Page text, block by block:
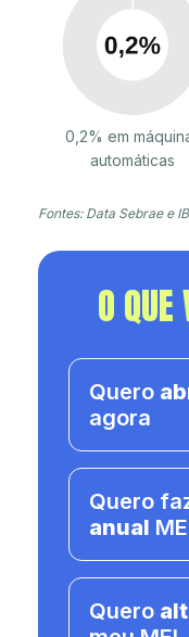
0,2% em
automáticas
Fontes: Data Sebrae e
O
Quero
agora
Quero
anual
Quero